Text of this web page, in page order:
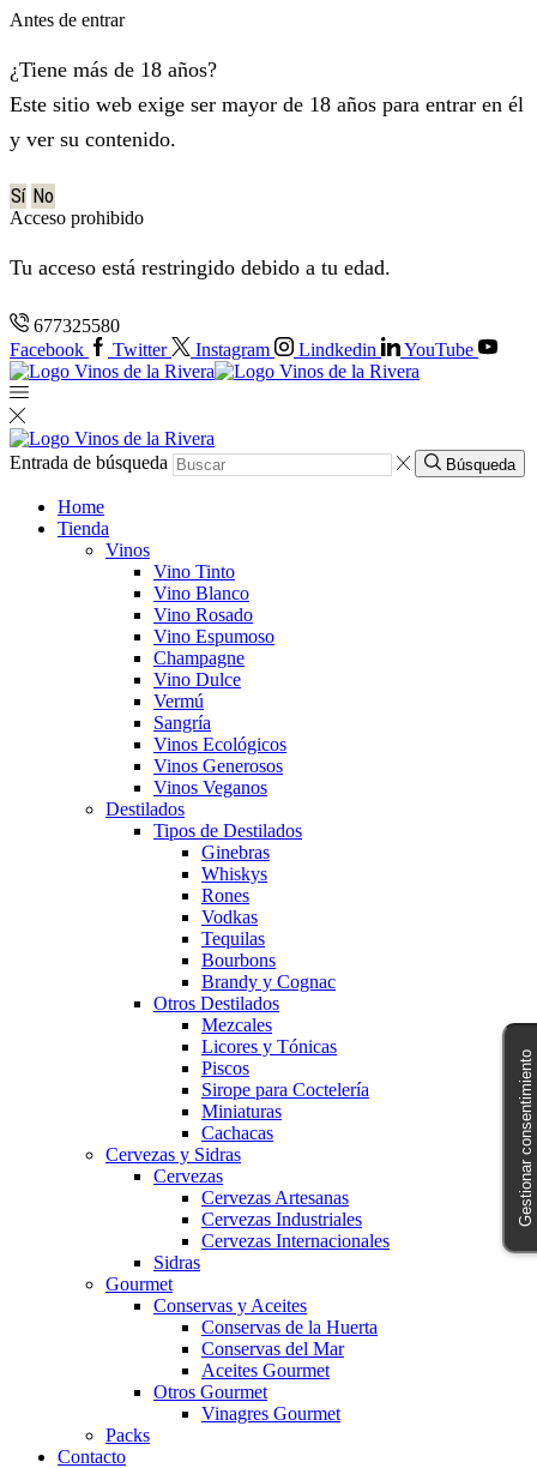
Antes de entrar
¿Tiene más de 18 años?
Este sitio web exige ser mayor de 18 años para entrar en él
y ver su contenido.
Sí No
Acceso prohibido
Tu acceso está restringido debido a tu edad.
677325580
Facebook
Twitter Instagram Lindkedin YouTube
Entrada de búsqueda Búsqueda
Home
Tienda
Vinos
Vino Tinto
Vino Blanco
Vino Rosado
Vino Espumoso
Champagne
Vino Dulce
Vermú
Sangría
Vinos Ecológicos
Vinos Generosos
Vinos Veganos
Destilados
Tipos de Destilados
Ginebras
Whiskys
Rones
Vodkas
Tequilas
Bourbons
Brandy y Cognac
Otros Destilados
Mezcales
Licores y Tónicas
Piscos
Sirope para Coctelería
Miniaturas
Cachacas
Cervezas y Sidras
Cervezas
Cervezas Artesanas
Cervezas Industriales
Cervezas Internacionales
Sidras
Gourmet
Conservas y Aceites
Conservas de la Huerta
Conservas del Mar
Aceites Gourmet
Otros Gourmet
Vinagres Gourmet
Packs
Contacto
Gestionar consentimiento